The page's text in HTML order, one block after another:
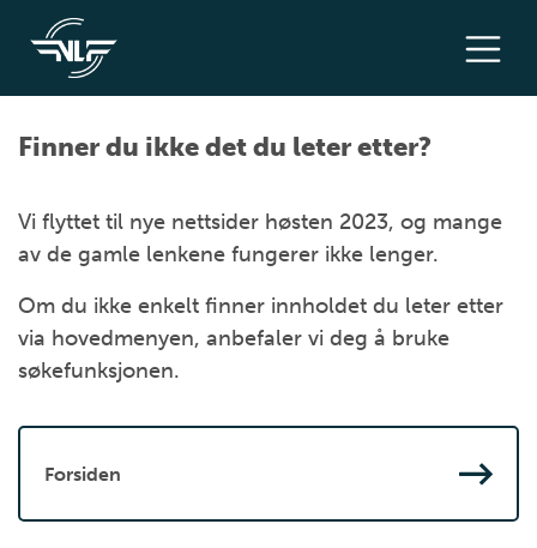
Finner du ikke det du leter etter?
Vi flyttet til nye nettsider høsten 2023, og mange
av de gamle lenkene fungerer ikke lenger.
Om du ikke enkelt finner innholdet du leter etter
via hovedmenyen, anbefaler vi deg å bruke
søkefunksjonen.
Forsiden